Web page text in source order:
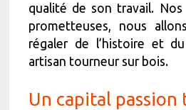
qualité de son travail.
prometteuses, nous
régaler de l’histoire et
artisan tourneur sur bois.
Un capital passion